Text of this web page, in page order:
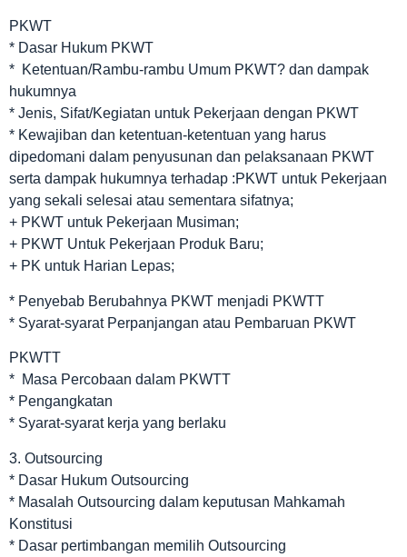
PKWT
* Dasar Hukum PKWT
* Ketentuan/Rambu-rambu Umum PKWT? dan dampak
hukumnya
* Jenis, Sifat/Kegiatan untuk Pekerjaan dengan PKWT
* Kewajiban dan ketentuan-ketentuan yang harus
dipedomani dalam penyusunan dan pelaksanaan PKWT
serta dampak hukumnya terhadap :PKWT untuk Pekerjaan
yang sekali selesai atau sementara sifatnya;
+ PKWT untuk Pekerjaan Musiman;
+ PKWT Untuk Pekerjaan Produk Baru;
+ PK untuk Harian Lepas;
* Penyebab Berubahnya PKWT menjadi PKWTT
* Syarat-syarat Perpanjangan atau Pembaruan PKWT
PKWTT
* Masa Percobaan dalam PKWTT
* Pengangkatan
* Syarat-syarat kerja yang berlaku
3. Outsourcing
* Dasar Hukum Outsourcing
* Masalah Outsourcing dalam keputusan Mahkamah
Konstitusi
* Dasar pertimbangan memilih Outsourcing